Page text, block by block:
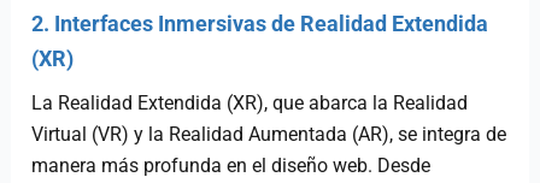
2. Interfaces Inmersivas de Realidad Extendida
(XR)
La Realidad Extendida (XR), que abarca la Realidad
Virtual (VR) y la Realidad Aumentada (AR), se integra de
manera más profunda en el diseño web. Desde